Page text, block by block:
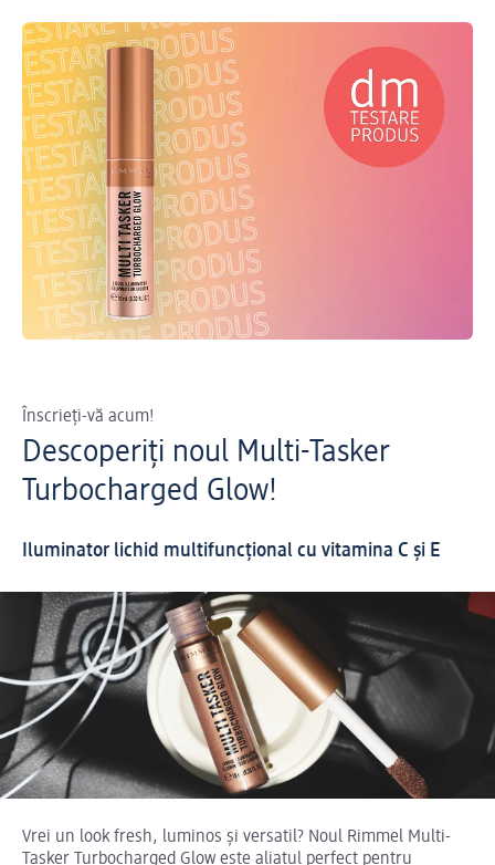
Înscrieți-vă acum!
Descoperiți noul Multi-Tasker
Turbocharged Glow!
Iluminator lichid multifuncțional cu vitamina C și E
Vrei un look fresh, luminos și versatil? Noul Rimmel Multi-
Tasker Turbocharged Glow este aliatul perfect pentru